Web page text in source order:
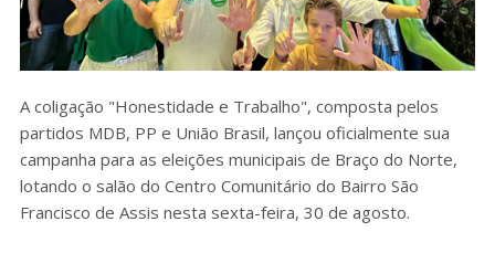
A coligação "Honestidade e Trabalho", composta pelos
partidos MDB, PP e União Brasil, lançou oficialmente sua
campanha para as eleições municipais de Braço do Norte,
lotando o salão do Centro Comunitário do Bairro São
Francisco de Assis nesta sexta-feira, 30 de agosto.